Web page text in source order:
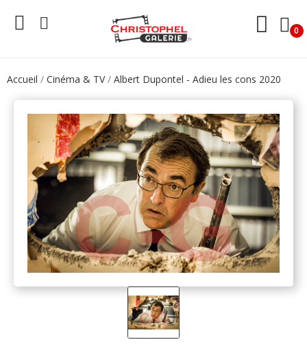
0
Accueil Cinéma & TV Albert Dupontel - Adieu les cons 2020